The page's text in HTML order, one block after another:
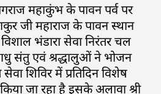
महाकुंभ के पावन पर्व पर
जी महाराज के पावन स्थान
भंडारा सेवा निरंतर चल
संतु एवं श्रद्धालुओं ने भोजन
सेवा शिविर में प्रतिदिन विशेष
जा रहा है इसके अलावा श्री